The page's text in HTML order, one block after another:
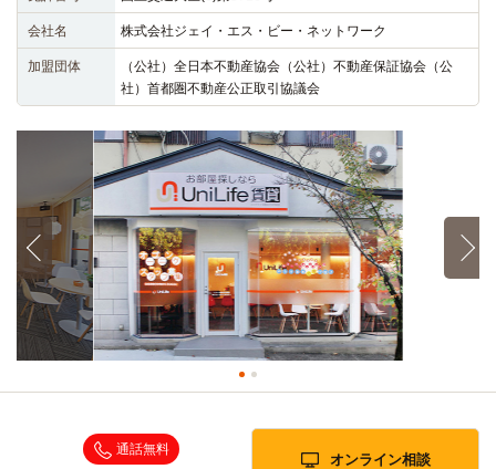
会社名 株式会社ジェイ・エス・ビー・ネットワーク
加盟団体
（公社）全日本不動産協会（公社）不動産保証協会（公
社）首都圏不動産公正取引協議会
通話無料
オンライン相談